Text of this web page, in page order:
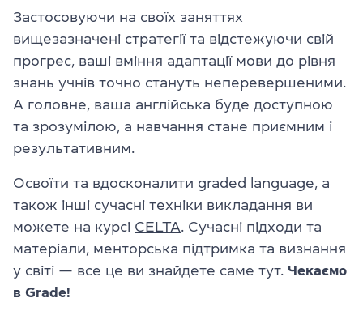
Застосовуючи на своїх заняттях
вищезазначені стратегії та відстежуючи свій
прогрес, ваші вміння адаптації мови до рівня
знань учнів точно стануть неперевершеними.
А головне, ваша англійська буде доступною
та зрозумілою, а навчання стане приємним і
результативним.
Освоїти та вдосконалити graded language, а
також інші сучасні техніки викладання ви
можете на курсі CELTA. Сучасні підходи та
матеріали, менторська підтримка та визнання
у світі — все це ви знайдете саме тут. Чекаємо
в Grade!